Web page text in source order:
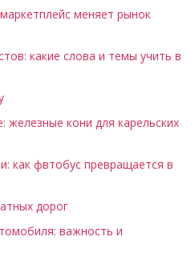
меняет рынок
какие слова и темы учить в
железные кони для карельских
как фвтобус превращается в
дорог
важность и